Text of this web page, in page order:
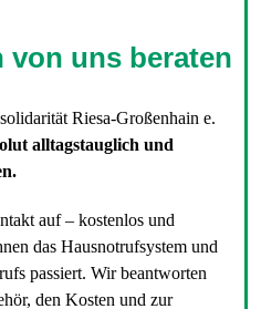
von uns beraten
Riesa-Großenhain e.
alltagstauglich und
auf – kostenlos und
das Hausnotrufsystem und
passiert. Wir beantworten
den Kosten und zur